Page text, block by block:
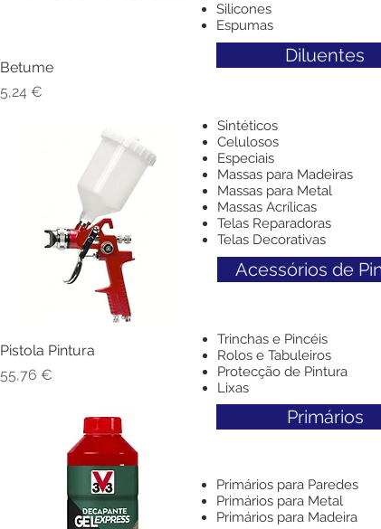
Visualização rápida
Betume
Preço
5,24 €
Visualização rápida
Pistola Pintura
Preço
55,76 €
Silicones
Espumas
Diluentes
Sintéticos
Celulosos
Especiais
Massas para Madeiras
Massas para Metal
Massas Acrílicas
Telas Reparadoras
Telas Decorativas
Acessórios de
Trinchas e Pincéis
Rolos e Tabuleiros
Protecção de Pintura
Lixas
Primários
Primários para Paredes
Primários para Metal
Primários para Madeira